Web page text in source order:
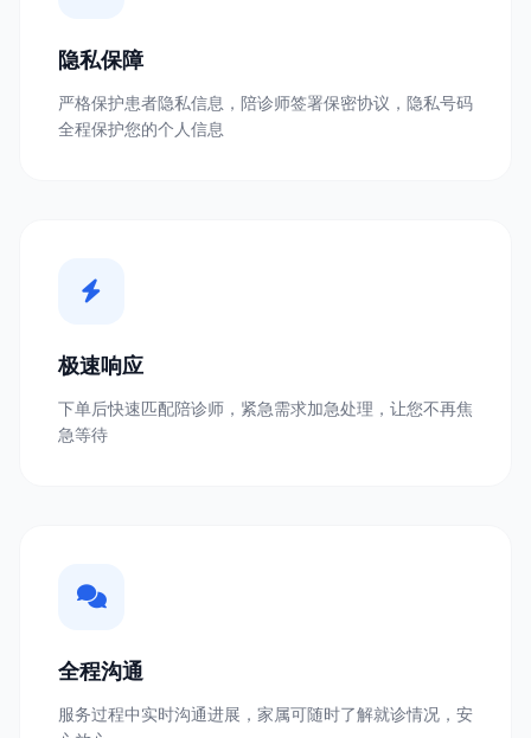
隐私保障
严格保护患者隐私信息，陪诊师签署保密协议，隐私号码
全程保护您的个人信息
极速响应
下单后快速匹配陪诊师，紧急需求加急处理，让您不再焦
急等待
全程沟通
服务过程中实时沟通进展，家属可随时了解就诊情况，安